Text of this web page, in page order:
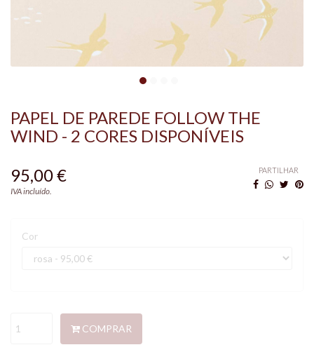
PAPEL DE PAREDE FOLLOW THE
WIND - 2 CORES DISPONÍVEIS
95,00 €
IVA incluído.
PARTILHAR
Cor
COMPRAR